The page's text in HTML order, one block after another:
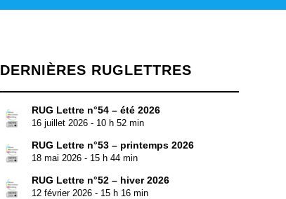
DERNIÈRES RUGLETTRES
RUG Lettre n°54 – été 2026
16 juillet 2026 - 10 h 52 min
RUG Lettre n°53 – printemps 2026
18 mai 2026 - 15 h 44 min
RUG Lettre n°52 – hiver 2026
12 février 2026 - 15 h 16 min